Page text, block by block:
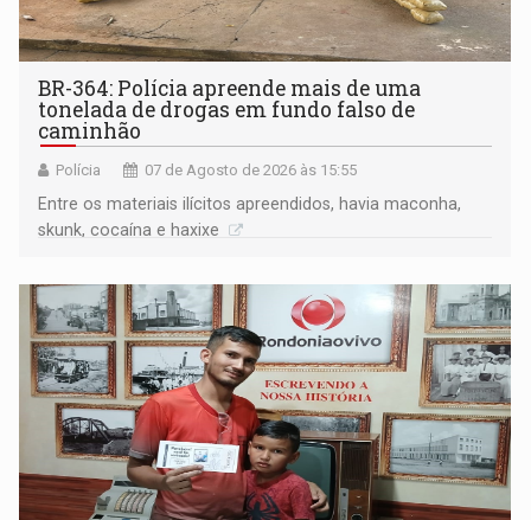
BR-364: Polícia apreende mais de uma
tonelada de drogas em fundo falso de
caminhão
Polícia 07 de Agosto de 2026 às 15:55
Entre os materiais ilícitos apreendidos, havia maconha,
skunk, cocaína e haxixe